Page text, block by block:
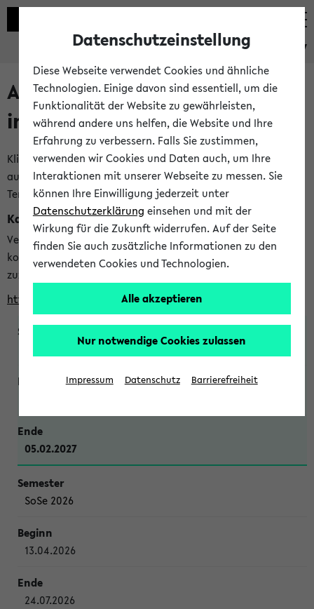
eKVV
Alle veröffentlichten Semester
im eKVV
Klicken Sie auf das Semester, welches Sie für Ihre Sitzung
auswählen möchten. Bitte beachten Sie auch die weiteren
Termine imKalender der Lehrplanung
Kalenderintegration
Verwenden Sie die folgende Adresse, um mit einer
kompatiblen Kalenderanwendung auf die Vorlesungszeiten
zuzugreifen (nähere Informationen
finden Sie hier
https://ekvv.uni-bielefeld.de/ws/calendar?vz
WiSe 2026/2027
05.02.2027
SoSe 2026
13.04.2026
24.07.2026
Datenschutzeinstellung
Diese Webseite verwendet Cookies und ähnliche
Technologien. Einige davon sind essentiell, um die
Funktionalität der Website zu gewährleisten,
während andere uns helfen, die Website und Ihre
Erfahrung zu verbessern. Falls Sie zustimmen,
verwenden wir Cookies und Daten auch, um Ihre
Interaktionen mit unserer Webseite zu messen. Sie
können Ihre Einwilligung jederzeit unter
Datenschutzerklärung einsehen und mit der
Wirkung für die Zukunft widerrufen. Auf der Seite
finden Sie auch zusätzliche Informationen zu den
verwendeten Cookies und Technologien.
Alle akzeptieren
Nur notwendige Cookies zulassen
Impressum Datenschutz Barrierefreiheit